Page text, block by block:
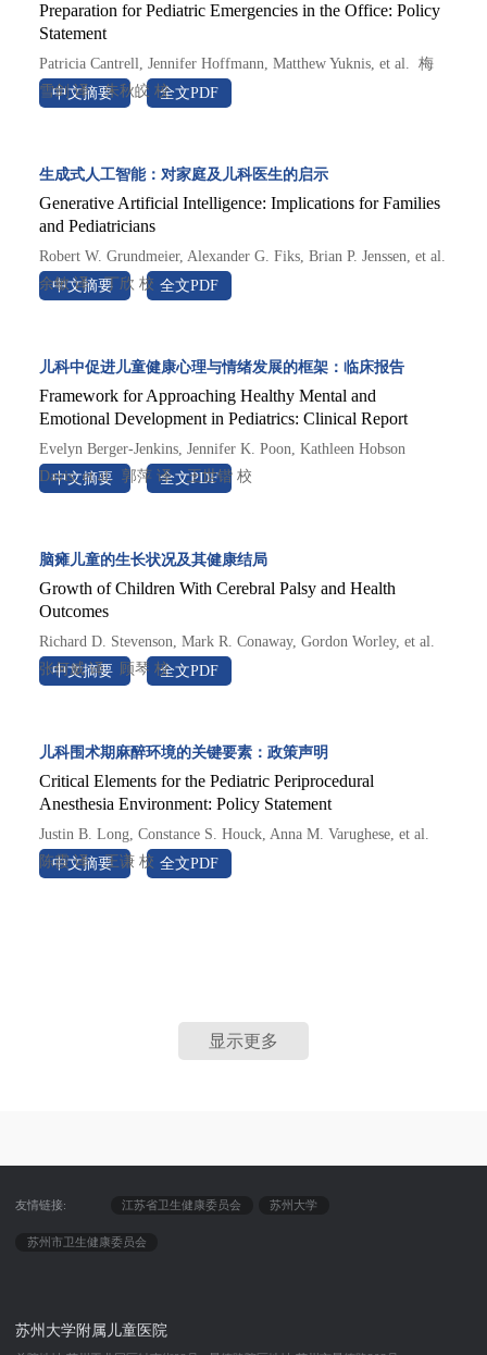
Preparation for Pediatric Emergencies in the Office: Policy
Statement
Patricia Cantrell, Jennifer Hoffmann, Matthew Yuknis, et al.  梅
雪剑 译　朱秋皎 校
中文摘要 全文PDF
生成式人工智能：对家庭及儿科医生的启示
Generative Artificial Intelligence: Implications for Families
and Pediatricians
Robert W. Grundmeier, Alexander G. Fiks, Brian P. Jenssen, et al.
余敏 译　丁欣 校
中文摘要 全文PDF
儿科中促进儿童健康心理与情绪发展的框架：临床报告
Framework for Approaching Healthy Mental and
Emotional Development in Pediatrics: Clinical Report
Evelyn Berger-Jenkins, Jennifer K. Poon, Kathleen Hobson
Davis, et al.  郭萍 译　王世锴 校
中文摘要 全文PDF
脑瘫儿童的生长状况及其健康结局
Growth of Children With Cerebral Palsy and Health
Outcomes
Richard D. Stevenson, Mark R. Conaway, Gordon Worley, et al.
张何威 译　顾琴 校
中文摘要 全文PDF
儿科围术期麻醉环境的关键要素：政策声明
Critical Elements for the Pediatric Periprocedural
Anesthesia Environment: Policy Statement
Justin B. Long, Constance S. Houck, Anna M. Varughese, et al.
陈霞 译　王谦 校
中文摘要 全文PDF
显示更多
友情链接: 江苏省卫生健康委员会 苏州大学
苏州市卫生健康委员会
苏州大学附属儿童医院